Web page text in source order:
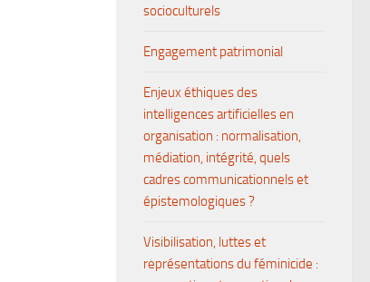
socioculturels
Engagement patrimonial
Enjeux éthiques des
intelligences artificielles en
organisation : normalisation,
médiation, intégrité, quels
cadres communicationnels et
épistemologiques ?
Visibilisation, luttes et
représentations du féminicide :